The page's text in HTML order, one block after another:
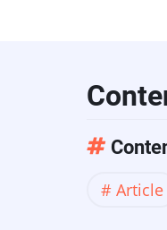
Article